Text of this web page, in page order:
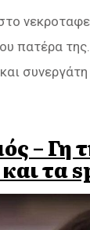
πατέρα
– Γη
τα